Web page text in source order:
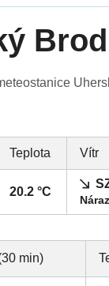
Brod
Teplota Vítr
20.2 °C
min)